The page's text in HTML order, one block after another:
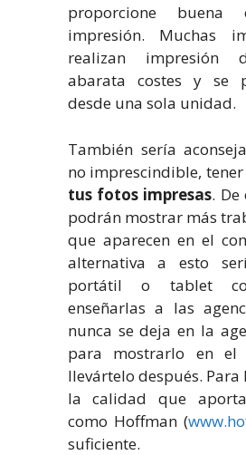
proporcione buena
impresión. Muchas
realizan impresión
abarata costes y se
desde una sola unidad.
También sería
no imprescindible,
tus fotos impresas. De
podrán mostrar más
que aparecen en el
alternativa a esto
portátil o tablet
enseñarlas a las
nunca se deja en la
para mostrarlo en el
llevártelo después.
la calidad que
como Hoffman (
suficiente.